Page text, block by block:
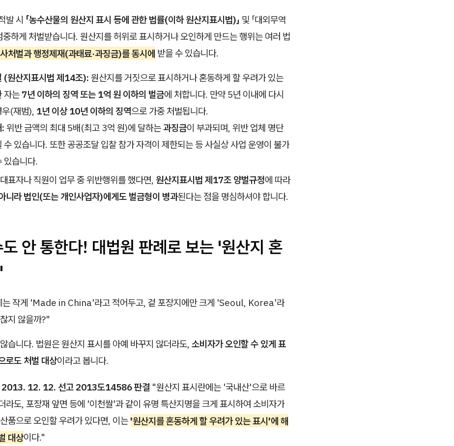
발 시 「농수산물의 원산지 표시 등에 관한 법률(이하 원산지표시법)」 및 「대외무역
중하게 처벌받습니다. 원산지를 허위로 표시하거나 오인하게 만드는 행위는 여러 법
처벌과 행정제재(과태료·과징금)를 동시에 받을 수 있습니다.
(원산지표시법 제14조): 원산지를 거짓으로 표시하거나 혼동하게 할 우려가 있는
자는 7년 이하의 징역 또는 1억 원 이하의 벌금에 처합니다. 만약 5년 이내에 다시
(재범), 1년 이상 10년 이하의 징역으로 가중 처벌됩니다.
: 위반 금액의 최대 5배(최고 3억 원)에 달하는과징금이 부과되며, 위반 업체 명단
수 있습니다. 또한 공공조달 입찰 참가 자격이 제한되는 등 사실상 사업 운영이 불가
있습니다.
표자나 직원이 업무 중 위반행위를 했다면, 원산지표시법 제17조 양벌규정에 따라
니라 법인(또는 개인사업자)에게도 벌금형이 병과된다는 점을 명심하셔야 합니다.
안 통한다! 대법원 판례로 보는 '원산지 혼
는 작게 'Made in China'라고 적어두고, 겉 포장지에만 크게 'Seoul, Korea'라
지 않을까?"
습니다. 법원은 원산지 표시를 아예 바꾸지 않더라도, 소비자가 오인할 수 있게 표
로도 처벌 대상이라고 봅니다.
2013. 12. 12. 선고 2013도14586 판결 "원산지 표시란에는 '국내산'으로 바르
라도, 포장재 앞면 등에 '이천쌀'과 같이 유명 특산지명을 크게 표시하여 소비자가
품으로 오인할 우려가 있다면, 이는 '원산지를 혼동하게 할 우려가 있는 표시'에 해
대상이다."